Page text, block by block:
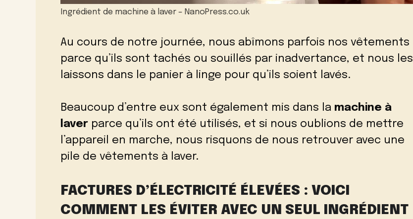
Ingrédient de machine à laver – NanoPress.co.uk
Au cours de notre journée, nous abîmons parfois nos vêtements
parce qu’ils sont tachés ou souillés par inadvertance, et nous les
laissons dans le panier à linge pour qu’ils soient lavés.
Beaucoup d’entre eux sont également mis dans la machine à
laver parce qu’ils ont été utilisés, et si nous oublions de mettre
l’appareil en marche, nous risquons de nous retrouver avec une
pile de vêtements à laver.
FACTURES D’ÉLECTRICITÉ ÉLEVÉES : VOICI
COMMENT LES ÉVITER AVEC UN SEUL INGRÉDIENT